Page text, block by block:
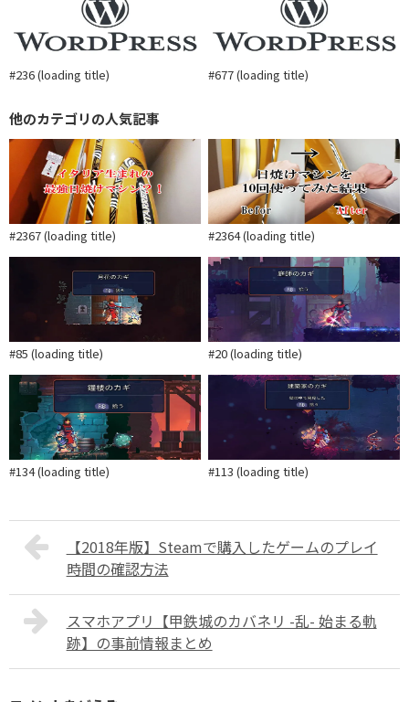
#236 (loading title) #677 (loading title)
他のカテゴリの人気記事
#2367 (loading title) #2364 (loading title)
#85 (loading title) #20 (loading title)
#134 (loading title) #113 (loading title)
【2018年版】Steamで購入したゲームのプレイ
時間の確認方法
スマホアプリ【甲鉄城のカバネリ -乱- 始まる軌
跡】の事前情報まとめ